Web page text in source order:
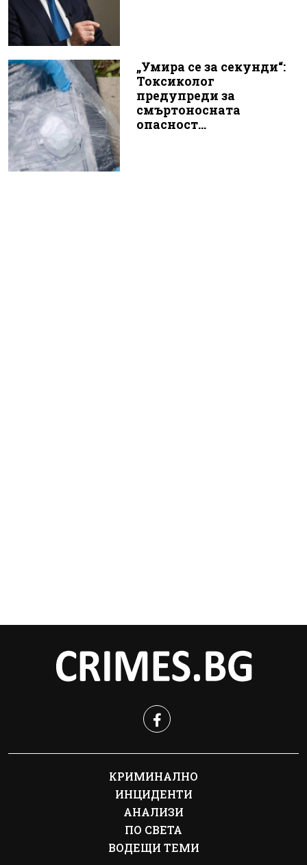
„Умира се за секунди“:
Токсиколог
предупреди за
смъртоносната
опасност...
КРИМИНАЛНО
ИНЦИДЕНТИ
АНАЛИЗИ
ПО СВЕТА
ВОДЕЩИ ТЕМИ